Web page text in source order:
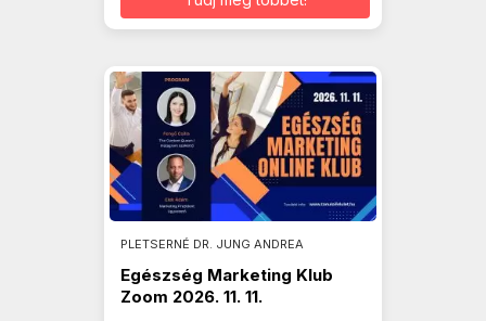
PLETSERNÉ DR. JUNG ANDREA
Egészség Marketing Klub
Zoom 2026. 11. 11.